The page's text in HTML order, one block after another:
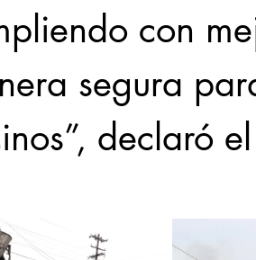
con
segura
declaró